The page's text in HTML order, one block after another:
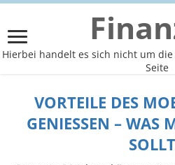
Hierbei handelt es sich nicht um
Seite
VORTEILE DES
GENIESSEN – WAS
OLLTE